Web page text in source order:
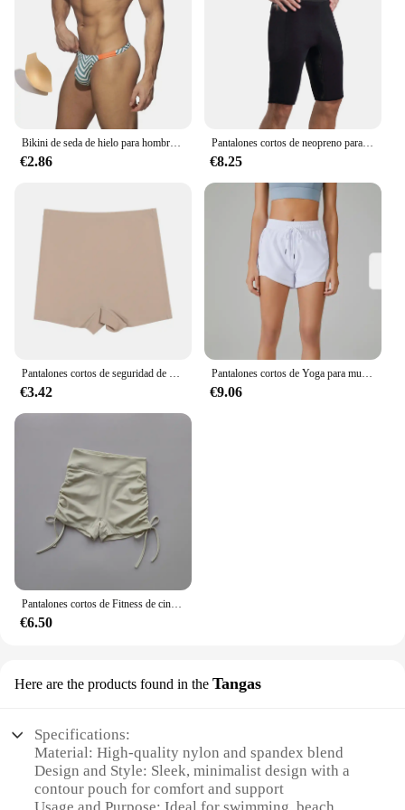
pool, this swimsuit set is versatile enough to keep
up with your active lifestyle. The quick-drying
fabric ensures that you stay dry and comfortable,
reducing the need for frequent changes. The
matching top provides additional coverage and
complements the thong's sporty aesthetic, making it
a go-to choice for a variety of beach and poolside
scenarios.
This male thong swimsuit is not just a piece of
clothing; it's a representation of the modern man's
fashion sense. The bold design and style cater to
those who appreciate a minimalist, athletic look that
stands out. Available for wholesale and vendor
purchase, this swimwear set is perfect for retailers
looking to offer a trendy, high-quality product to
their customers. With its adaptable design and
performance-oriented features, this swimsuit is a
must-have for any man seeking to make a splash at
the beach or pool.
Bikini de seda de hielo para hombre, traje de baño Sexy de dos piezas, cintura baja, Tanga con copa
€2.86
Pantalones cortos de neopreno para pérdida de peso para hombre, Shorts de entrenamiento para gimnasio, adelgazamiento, sudor caliente, moldeador de cuerpo térmico para correr, novedad de 2021
€8.25
Pantalones cortos de seguridad de cintura alta para mujer, ropa interior sin costuras de seda de hielo, bragas transpirables, Bóxer corto de ciclismo
€3.42
Pantalones cortos de Yoga para mujer, Top elástico de LICRA de neón, mallas cortas de entrenamiento para mujer, pantalones cortos deportivos para gimnasio, ropa deportiva de Fitness
€9.06
Pantalones cortos de Fitness de cintura alta para mujer, pantalones deportivos sexys con tirantes de cordón, de secado rápido, para correr, tres piezas
€6.50
Here are the products found in the Tangas
Specifications:
Material: High-quality nylon and spandex blend
Design and Style: Sleek, minimalist design with a
contour pouch for comfort and support